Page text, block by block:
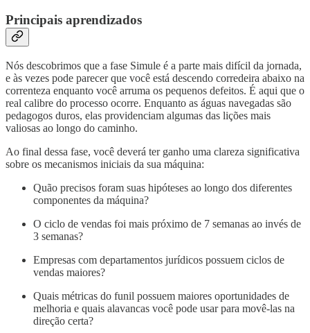
Principais aprendizados
Nós descobrimos que a fase Simule é a parte mais difícil da jornada,
e às vezes pode parecer que você está descendo corredeira abaixo na
correnteza enquanto você arruma os pequenos defeitos. É aqui que o
real calibre do processo ocorre. Enquanto as águas navegadas são
pedagogos duros, elas providenciam algumas das lições mais
valiosas ao longo do caminho.
Ao final dessa fase, você deverá ter ganho uma clareza significativa
sobre os mecanismos iniciais da sua máquina:
Quão precisos foram suas hipóteses ao longo dos diferentes
componentes da máquina?
O ciclo de vendas foi mais próximo de 7 semanas ao invés de
3 semanas?
Empresas com departamentos jurídicos possuem ciclos de
vendas maiores?
Quais métricas do funil possuem maiores oportunidades de
melhoria e quais alavancas você pode usar para movê-las na
direção certa?